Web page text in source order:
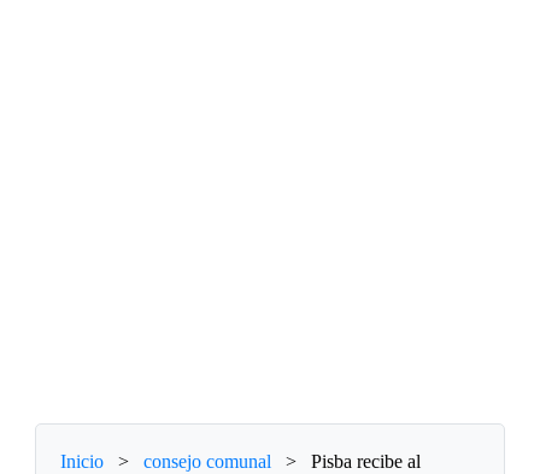
Inicio > consejo comunal >
Pisba recibe al